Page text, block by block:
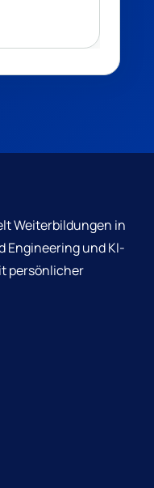
Weiterbildungen in
Engineering und KI-
persönlicher